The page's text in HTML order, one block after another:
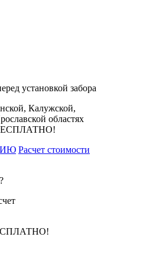
установкой забора
Калужской,
областях
Расчет стоимости